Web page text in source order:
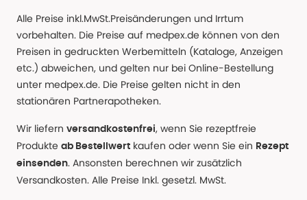
Alle Preise inkl.MwSt.Preisänderungen und Irrtum
vorbehalten. Die Preise auf medpex.de können von den
Preisen in gedruckten Werbemitteln (Kataloge, Anzeigen
etc.) abweichen, und gelten nur bei Online-Bestellung
unter medpex.de. Die Preise gelten nicht in den
stationären Partnerapotheken.
Wir liefern versandkostenfrei, wenn Sie rezeptfreie
Produkte ab Bestellwert kaufen oder wenn Sie ein Rezept
einsenden. Ansonsten berechnen wir zusätzlich
Versandkosten. Alle Preise Inkl. gesetzl. MwSt.